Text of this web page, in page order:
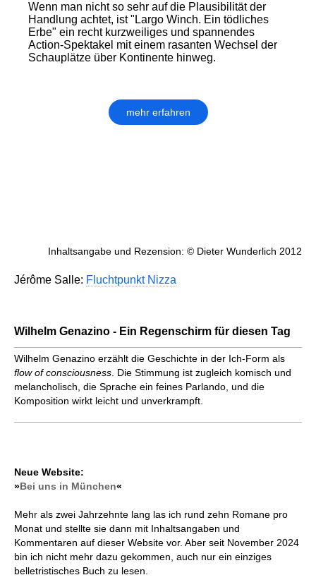
Wenn man nicht so sehr auf die Plausibilität der
Handlung achtet, ist "Largo Winch. Ein tödliches
Erbe" ein recht kurzweiliges und spannendes
Action-Spektakel mit einem rasanten Wechsel der
Schauplätze über Kontinente hinweg.
mehr erfahren
Inhaltsangabe und Rezension: © Dieter Wunderlich 2012
Jérôme Salle: Fluchtpunkt Nizza
Wilhelm Genazino - Ein Regenschirm für diesen Tag
Wilhelm Genazino erzählt die Geschichte in der Ich-Form als
flow of consciousness. Die Stimmung ist zugleich komisch und
melancholisch, die Sprache ein feines Parlando, und die
Komposition wirkt leicht und unverkrampft.
Neue Website:
»Bei uns in München«
Mehr als zwei Jahrzehnte lang las ich rund zehn Romane pro
Monat und stellte sie dann mit Inhaltsangaben und
Kommentaren auf dieser Website vor. Aber seit November 2024
bin ich nicht mehr dazu gekommen, auch nur ein einziges
belletristisches Buch zu lesen.